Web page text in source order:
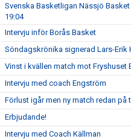
Svenska Basketligan Nässjö
19:04
Intervju inför Borås Basket
Söndagskrönika signerad Lars-Erik
Vinst i kvällen match mot Fryshuset
Intervju med coach Engström
Förlust igår men ny match redan på
Erbjudande!
Intervju med Coach Källman